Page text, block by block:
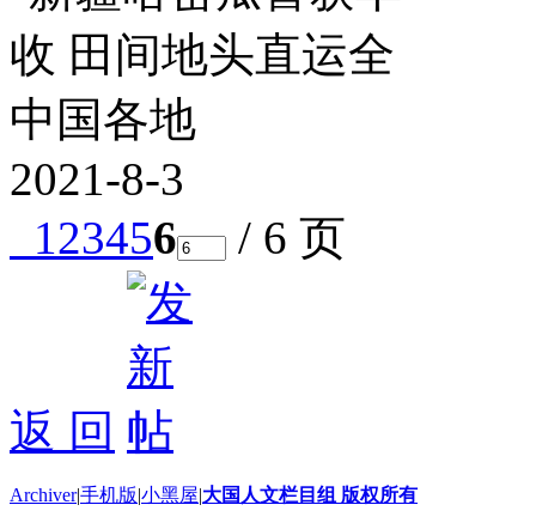
2021-8-3
123456 / 6 页
返 回
Archiver|手机版|小黑屋|大国人文栏目组 版权所有